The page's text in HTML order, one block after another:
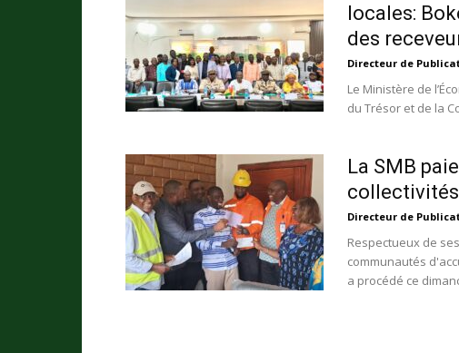
locales:
des
Directeur de
Le Ministère de
du Trésor et de la
La SMB
Directeur de
Respectueux de
communautés
a procédé ce